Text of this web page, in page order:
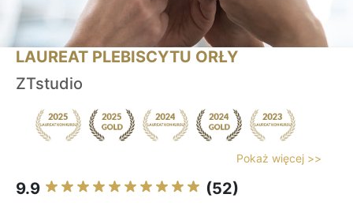
LAUREAT PLEBISCYTU ORŁY
ZTstudio
Pokaż więcej >>
9.9 (52)